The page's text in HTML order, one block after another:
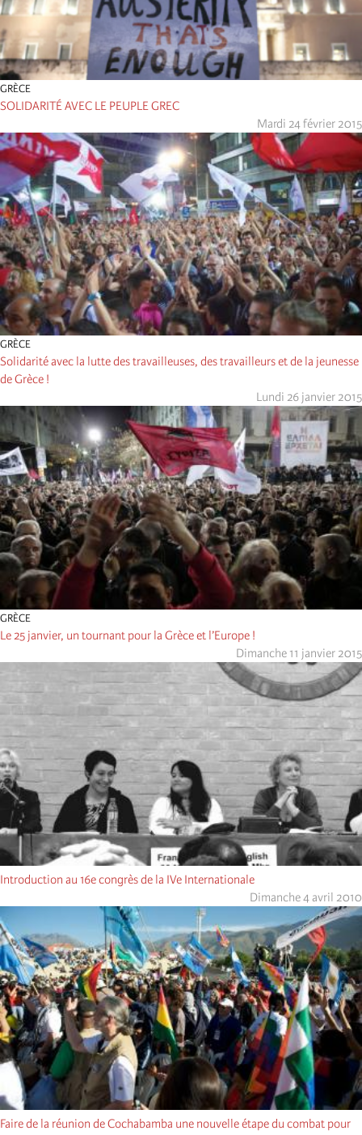
GRÈCE
SOLIDARITÉ AVEC LE PEUPLE GREC
Mardi 24 février 2015
GRÈCE
Solidarité avec la lutte des travailleuses, des travailleurs et de la jeunesse
de Grèce !
Lundi 26 janvier 2015
GRÈCE
Le 25 janvier, un tournant pour la Grèce et l’Europe !
Dimanche 11 janvier 2015
Introduction au 16e congrès de la IVe Internationale
Dimanche 4 avril 2010
Faire de la réunion de Cochabamba une nouvelle étape du combat pour